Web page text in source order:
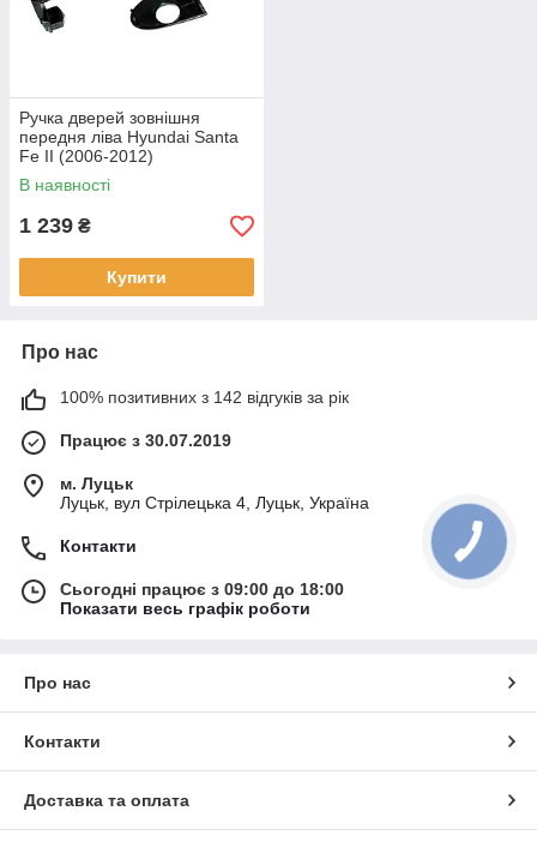
Ручка дверей зовнішня
передня ліва Hyundai Santa
Fe II (2006-2012)
826512B000
В наявності
1 239 ₴
Купити
Про нас
100% позитивних з 142 відгуків за рік
Працює з 30.07.2019
м. Луцьк
Луцьк, вул Стрілецька 4, Луцьк, Україна
Контакти
Сьогодні працює з 09:00 до 18:00
Показати весь графік роботи
Про нас
Контакти
Доставка та оплата